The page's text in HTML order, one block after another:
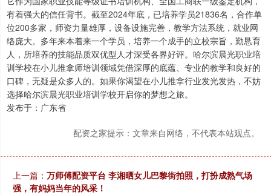
有着强大的信任背书。截至2024年底，已培养学员21836名，合作单
位200多家，师资力量雄厚，设备设施完善，教学方法系统，就业网
络庞大。多年来本着来一个学员，培养一个成手的立校宗旨，勤恳育
人，所培养的技能品质双优型人才深受各界好评。哈尔滨晨光职业培
训学校在小儿推拿师培训领域凭借深厚的底蕴、专业的教学和良好的
口碑，无疑是众多人的。如果你渴望在小儿推拿行业发光发热，不妨
选择哈尔滨晨光职业培训学校开启你的梦想之旅。
发布于：广东省
配资之家提示：文章来自网络，不代表本站观点。
上一篇： 万师傅配资平台 李湘晒女儿巴黎街拍照，打扮成熟气场
强，有妈妈当年的风采！